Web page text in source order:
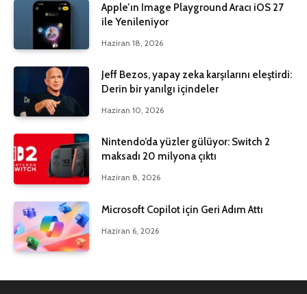
Apple’ın Image Playground Aracı iOS 27
ile Yenileniyor
Haziran 18, 2026
Jeff Bezos, yapay zeka karşılarını eleştirdi:
Derin bir yanılgı içindeler
Haziran 10, 2026
Nintendo’da yüzler gülüyor: Switch 2
maksadı 20 milyona çıktı
Haziran 8, 2026
Microsoft Copilot için Geri Adım Attı
Haziran 6, 2026